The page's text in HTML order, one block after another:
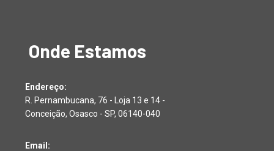
Onde Estamos
Endereço:
R. Pernambucana, 76 - Loja 13 e 14 -
Conceição, Osasco - SP, 06140-040
Email: